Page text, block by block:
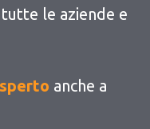
le aziende e
anche a